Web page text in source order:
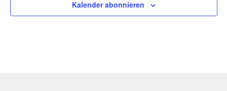
Kalender abonnieren